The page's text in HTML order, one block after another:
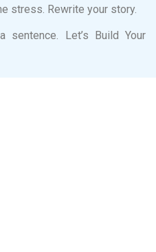
stress. Rewrite your story.
Let’s Build Your